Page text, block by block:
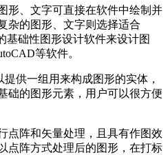
形、文字可直接在软件中绘制并
杂的图形、文字则选择适合
基础性图形设计软件来设计图
等软件。
供一组用来构成图形的实体，
础的图形元素，用户可以很方便
点阵和矢量处理，且具有作图效
点阵方式处理后的图形，在打标